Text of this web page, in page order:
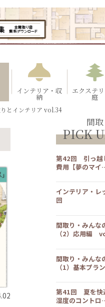
インテリア・収
納
エクステリ
庭
とインテリア vol.34
間取
PICK
第42回 引っ越
費用【夢のマイ
インテリア・
回
間取り・みんな
（2）応用編
間取り・みんな
（1）基本プ
第41回 夏を快
湿度のコントロ